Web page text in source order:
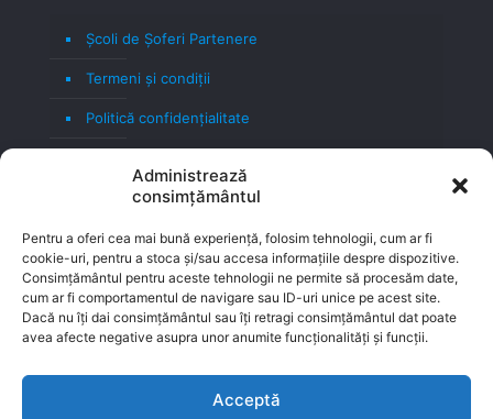
Administrează
consimțământul
Pentru a oferi cea mai bună experiență, folosim tehnologii, cum ar fi
cookie-uri, pentru a stoca și/sau accesa informațiile despre dispozitive.
Consimțământul pentru aceste tehnologii ne permite să procesăm date,
cum ar fi comportamentul de navigare sau ID-uri unice pe acest site.
Dacă nu îți dai consimțământul sau îți retragi consimțământul dat poate
avea afecte negative asupra unor anumite funcționalități și funcții.
Acceptă
Școli de Șoferi Partenere
Termeni şi condiţii
Politică confidenţialitate
Contact